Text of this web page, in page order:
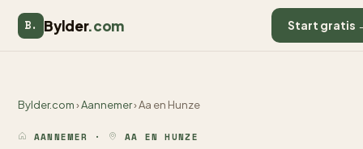
B. Bylder.com Start gratis
Bylder.com›Aannemer› Aa en Hunze
AANNEMER · AA EN HUNZE